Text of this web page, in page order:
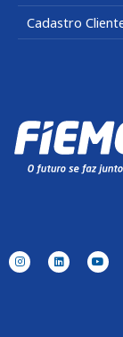
Cadastro